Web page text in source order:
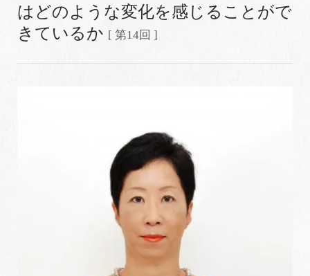
はどのような変化を感じることがで
きているか [ 第14回 ]